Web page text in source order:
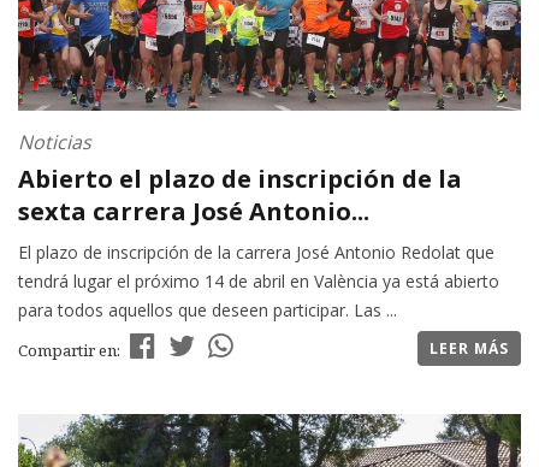
Noticias
Abierto el plazo de inscripción de la
sexta carrera José Antonio...
El plazo de inscripción de la carrera José Antonio Redolat que
tendrá lugar el próximo 14 de abril en València ya está abierto
para todos aquellos que deseen participar. Las ...
Compartir en: LEER MÁS